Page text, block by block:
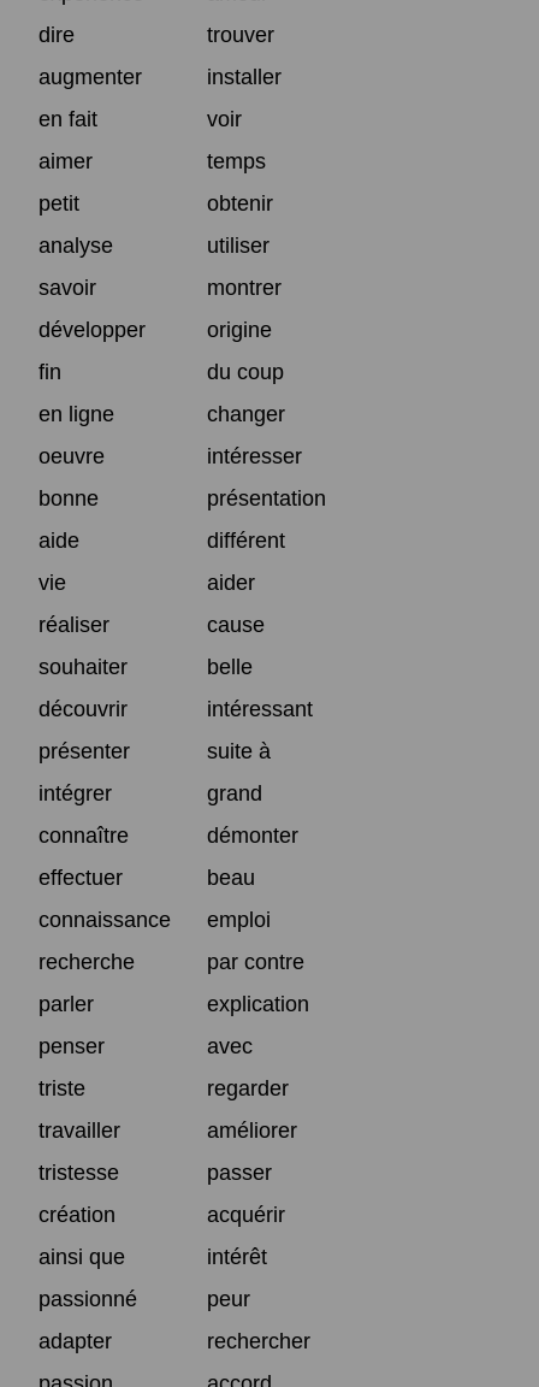
dire
trouver
augmenter
installer
en fait
voir
aimer
temps
petit
obtenir
analyse
utiliser
savoir
montrer
développer
origine
fin
du coup
en ligne
changer
oeuvre
intéresser
bonne
présentation
aide
différent
vie
aider
réaliser
cause
souhaiter
belle
découvrir
intéressant
présenter
suite à
intégrer
grand
connaître
démonter
effectuer
beau
connaissance
emploi
recherche
par contre
parler
explication
penser
avec
triste
regarder
travailler
améliorer
tristesse
passer
création
acquérir
ainsi que
intérêt
passionné
peur
adapter
rechercher